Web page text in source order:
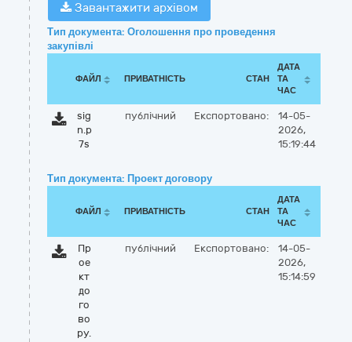
Завантажити архівом
Тип документа: Оголошення про проведення
закупівлі
ФАЙЛ ПРИВАТНІСТЬ СТАН
ДАТА
ТА
ЧАС
sig
n.p
7s
публічний Експортовано:
14-05-
2026,
15:19:44
Тип документа: Проект договору
ФАЙЛ ПРИВАТНІСТЬ СТАН
ДАТА
ТА
ЧАС
Пр
ое
кт
до
го
во
ру.
публічний Експортовано:
14-05-
2026,
15:14:59